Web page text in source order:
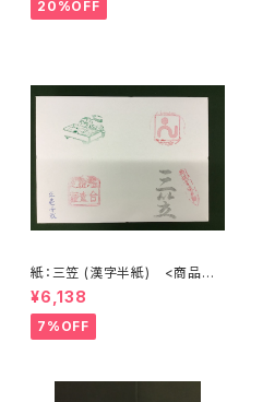
20%OFF
紙：三笠 (漢字半紙) <商品番
号1202>
¥6,138
7%OFF